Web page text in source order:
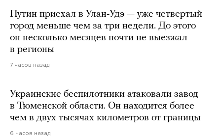
Путин приехал в Улан-Удэ — уже четвертый
город меньше чем за три недели. До этого
он несколько месяцев почти не выезжал
в регионы
7 часов назад
Украинские беспилотники атаковали завод
в Тюменской области. Он находится более
чем в двух тысячах километров от границы
6 часов назад